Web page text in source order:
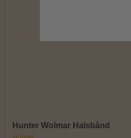
Hunter Wolmar Halsbånd